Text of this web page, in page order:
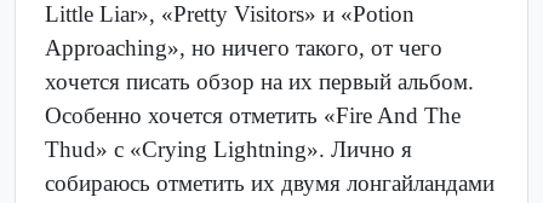
Little Liar», «Pretty Visitors» и «Potion
Approaching», но ничего такого, от чего
хочется писать обзор на их первый альбом.
Особенно хочется отметить «Fire And The
Thud» с «Crying Lightning». Лично я
собираюсь отметить их двумя лонгайландами